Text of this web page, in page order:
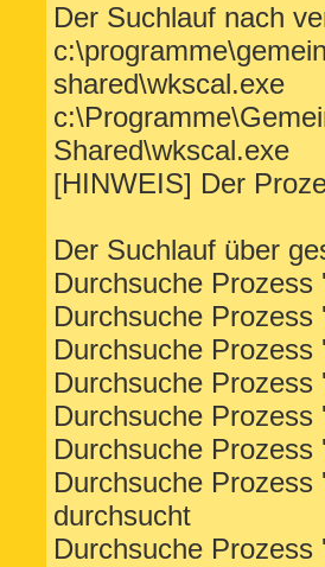
Der Suchlauf nach
shared\wkscal.exe
Shared\wkscal.exe
[HINWEIS] Der
Der Suchlauf über
Durchsuche
Durchsuche
Durchsuche
Durchsuche
Durchsuche
Durchsuche
Durchsuche
durchsucht
Durchsuche